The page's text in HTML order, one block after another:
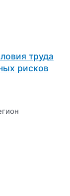
труда
рисков